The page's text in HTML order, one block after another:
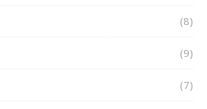
(8)
(9)
(7)